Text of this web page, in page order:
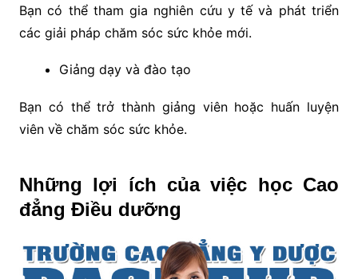
Bạn có thể tham gia nghiên cứu y tế và phát triển
các giải pháp chăm sóc sức khỏe mới.
Giảng dạy và đào tạo
Bạn có thể trở thành giảng viên hoặc huấn luyện
viên về chăm sóc sức khỏe.
Những lợi ích của việc học Cao
đẳng Điều dưỡng